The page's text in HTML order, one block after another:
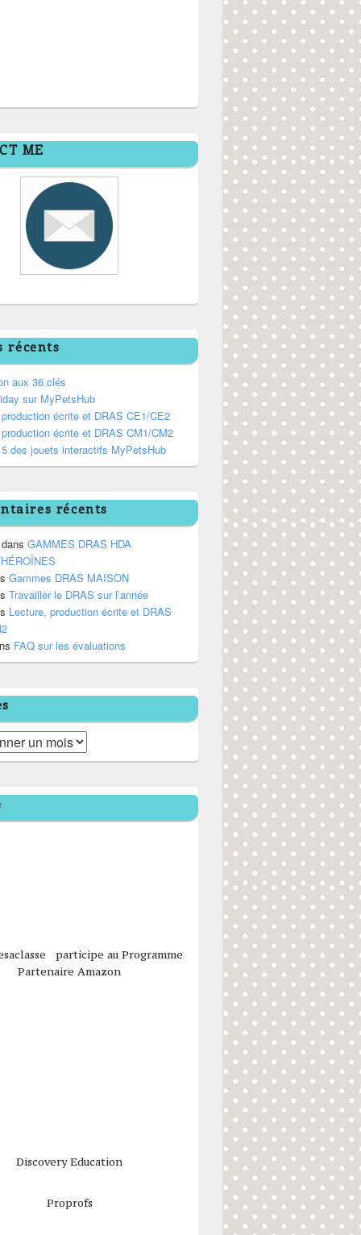
ME
récents
aux 36 clés
sur MyPetsHub
écrite et DRAS CE1/CE2
écrite et DRAS CM1/CM2
des jouets interactifs MyPetsHub
récents
dans GAMMES DRAS HDA
Gammes DRAS MAISON
Travailler le DRAS sur l’année
Lecture, production écrite et DRAS
FAQ sur les évaluations
participe au Programme
Partenaire Amazon
Discovery Education
Proprofs